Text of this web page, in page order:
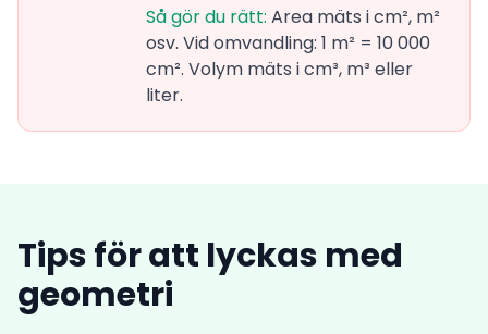
Så gör du rätt: Area mäts i cm², m²
osv. Vid omvandling: 1 m² = 10 000
cm². Volym mäts i cm³, m³ eller
liter.
Tips för att lyckas med
geometri